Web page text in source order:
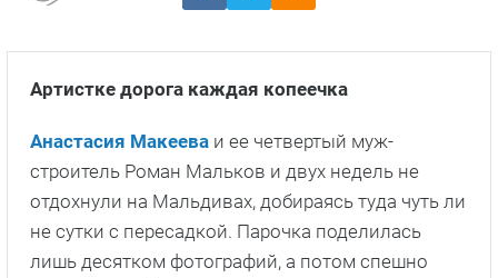
Артистке дорога каждая копеечка
Анастасия Макеева и ее четвертый муж-
строитель Роман Мальков и двух недель не
отдохнули на Мальдивах, добираясь туда чуть ли
не сутки с пересадкой. Парочка поделилась
лишь десятком фотографий, а потом спешно